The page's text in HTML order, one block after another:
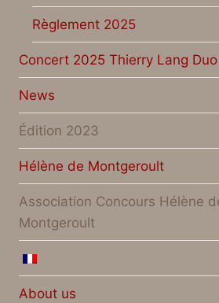
Règlement 2025
Concert 2025 Thierry Lang Duo
News
Édition 2023
Hélène de Montgeroult
Association Concours Hélène
Montgeroult
About us